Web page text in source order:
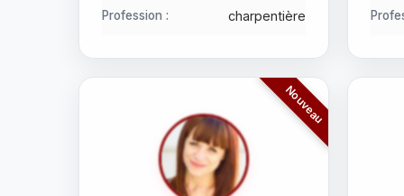
Profession : charpentière